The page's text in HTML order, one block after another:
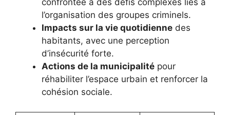
confrontée à des défis complexes liés à
l’organisation des groupes criminels.
Impacts sur la vie quotidienne des
habitants, avec une perception
d’insécurité forte.
Actions de la municipalité pour
réhabiliter l’espace urbain et renforcer la
cohésion sociale.